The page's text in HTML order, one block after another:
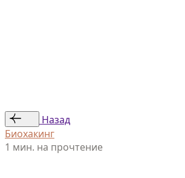
Назад
Биохакинг
1 мин. на прочтение